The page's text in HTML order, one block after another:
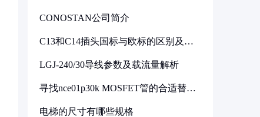
CONOSTAN公司简介
C13和C14插头国标与欧标的区别及其
LGJ-240/30导线参数及载流量解析
寻找nce01p30k MOSFET管的合适替代
电梯的尺寸有哪些规格